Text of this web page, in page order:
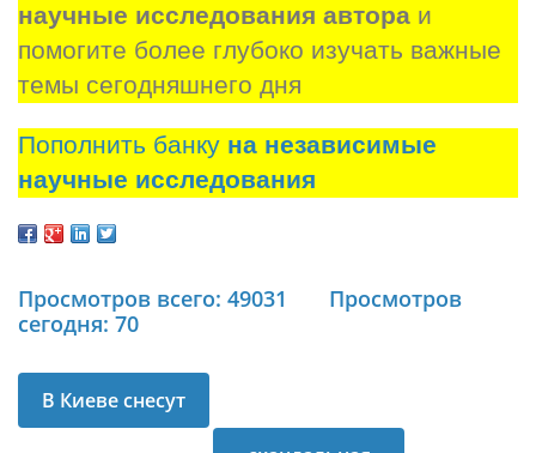
научные исследования автора и
помогите более глубоко изучать важные
темы сегодняшнего дня
Пополнить банку на независимые
научные исследования
Просмотров всего: 49031
Просмотров
сегодня: 70
В Киеве снесут